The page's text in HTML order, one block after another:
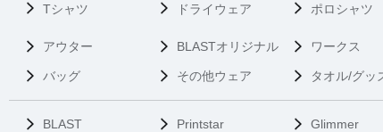
Tシャツ ドライウェア ポロシャツ
アウター BLASTオリジナル ワークス
バッグ その他ウェア タオル/グッ
BLAST Printstar Glimmer